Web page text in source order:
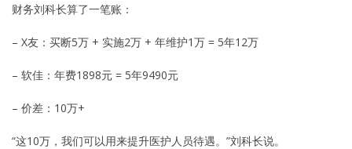
财务刘科长算了一笔账：
– X友：买断5万 + 实施2万 + 年维护1万 = 5年12万
– 软佳：年费1898元 = 5年9490元
– 价差：10万+
“这10万，我们可以用来提升医护人员待遇。”刘科长说。